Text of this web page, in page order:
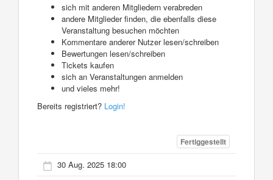
sich mit anderen Mitgliedern verabreden
andere Mitglieder finden, die ebenfalls diese
Veranstaltung besuchen möchten
Kommentare anderer Nutzer lesen/schreiben
Bewertungen lesen/schreiben
Tickets kaufen
sich an Veranstaltungen anmelden
und vieles mehr!
Bereits registriert? Login!
Fertiggestellt
30 Aug. 2025 18:00